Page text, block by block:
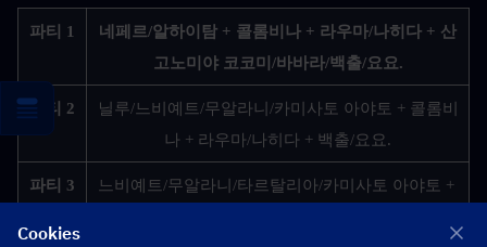
파티 1
네페르/알하이탐 + 콜롬비나 + 라우마/나히다 + 산
고노미야 코코미/바바라/백출/요요.
파티 2
닐루/느비예트/무알라니/카미사토 아야토 + 콜롬비
나 + 라우마/나히다 + 백출/요요.
파티 3
느비예트/무알라니/타르탈리아/카미사토 아야토 +
Cookies